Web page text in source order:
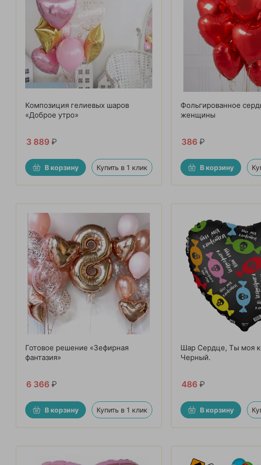
Композиция гелиевых шаров
«Доброе утро»
3 889 ₽
В корзину Купить в 1 клик
Фольгированное
женщины
386 ₽
В корзину
Готовое решение «Зефирная
фантазия»
6 366 ₽
В корзину Купить в 1 клик
Шар Сердце, Ты моя
Черный.
486 ₽
В корзину